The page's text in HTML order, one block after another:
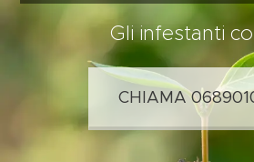
Gli infestanti
CHIAMA